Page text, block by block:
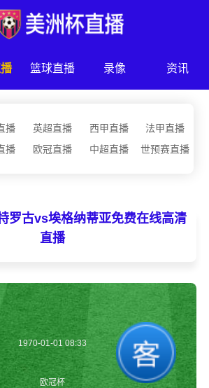
篮球直播 录像 资讯
播 英超直播 西甲直播
法甲直播
播 欧冠直播 中超直播 世预赛直播
罗古vs埃格纳蒂亚免费在线高清
直播
1970-01-01 08:33
欧冠杯